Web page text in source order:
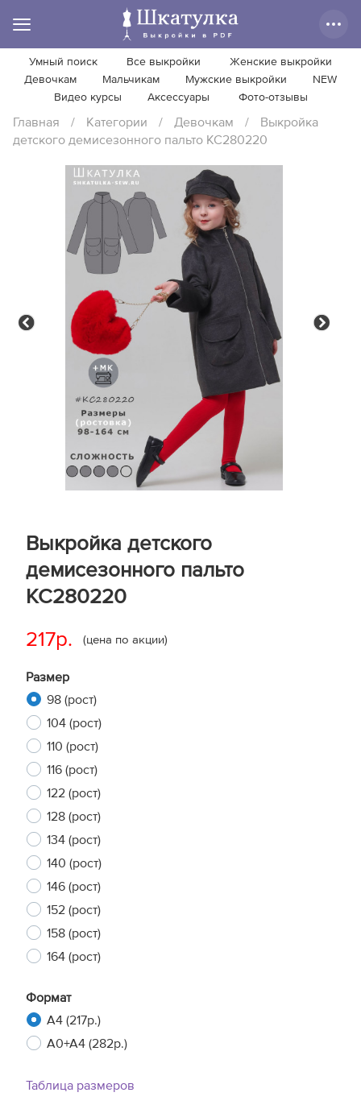
Умный поиск Все выкройки
Женские выкройки
Девочкам
Мальчикам Мужские выкройки
NEW
Видео курсы
Аксессуары Фото-отзывы
Главная / Категории / Девочкам /
Выкройка
детского демисезонного пальто KC280220
Previous
Выкройка детского
демисезонного пальто
KC280220
217р. (цена по акции)
Размер
98 (рост)
104 (рост)
110 (рост)
116 (рост)
122 (рост)
128 (рост)
134 (рост)
140 (рост)
146 (рост)
152 (рост)
158 (рост)
164 (рост)
Формат
A4 (217р.)
A0+A4 (282р.)
Таблица размеров